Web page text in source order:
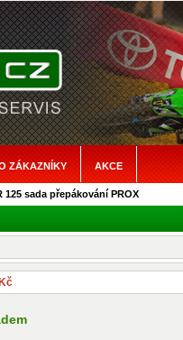
ZÁKAZNÍKY AKCE
sada přepákování PROX